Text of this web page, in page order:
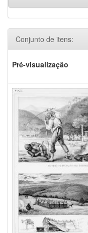
Conjunto de itens:
Pré-visualização